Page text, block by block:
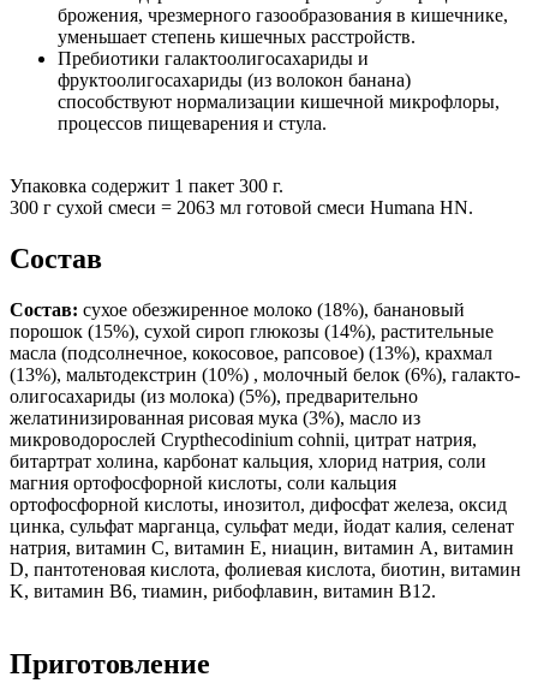
брожения, чрезмерного газообразования в кишечнике,
уменьшает степень кишечных расстройств.
Пребиотики галактоолигосахариды и
фруктоолигосахариды (из волокон банана)
способствуют нормализации кишечной микрофлоры,
процессов пищеварения и стула.
Упаковка содержит 1 пакет 300 г.
300 г сухой смеси = 2063 мл готовой смеси Humana HN.
Состав
Состав: сухое обезжиренное молоко (18%), банановый
порошок (15%), сухой сироп глюкозы (14%), растительные
масла (подсолнечное, кокосовое, рапсовое) (13%), крахмал
(13%), мальтодекстрин (10%) , молочный белок (6%), галакто-
олигосахариды (из молока) (5%), предварительно
желатинизированная рисовая мука (3%), масло из
микроводорослей Crypthecodinium cohnii, цитрат натрия,
битартрат холина, карбонат кальция, хлорид натрия, соли
магния ортофосфорной кислоты, соли кальция
ортофосфорной кислоты, инозитол, дифосфат железа, оксид
цинка, сульфат марганца, сульфат меди, йодат калия, селенат
натрия, витамин С, витамин Е, ниацин, витамин А, витамин
D, пантотеновая кислота, фолиевая кислота, биотин, витамин
K, витамин B6, тиамин, рибофлавин, витамин B12.
Приготовление